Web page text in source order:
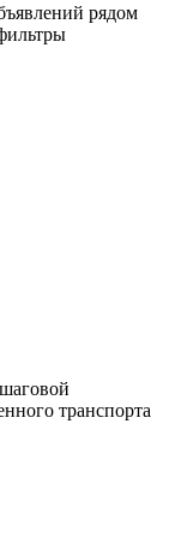
рядом
транспорта